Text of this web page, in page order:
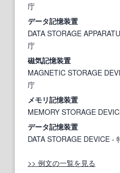
庁
データ記憶装置
DATA STORAGE
庁
磁気記憶装置
MAGNETIC STORAGE
庁
メモリ記憶装置
MEMORY STORAGE
データ記憶装置
DATA STORAGE DEVICE -
>> 例文の一覧を見る